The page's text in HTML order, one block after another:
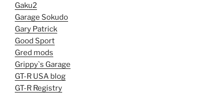
Gaku2
Garage Sokudo
Gary Patrick
Good Sport
Gred mods
Grippy`s Garage
GT-R USA blog
GT-R Registry